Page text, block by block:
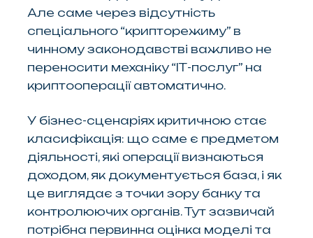
Але саме через відсутність
спеціального “крипторежиму” в
чинному законодавстві важливо не
переносити механіку “ІТ-послуг” на
криптооперації автоматично.
У бізнес-сценаріях критичною стає
класифікація: що саме є предметом
діяльності, які операції визнаються
доходом, як документується база, і як
це виглядає з точки зору банку та
контролюючих органів. Тут зазвичай
потрібна первинна оцінка моделі та